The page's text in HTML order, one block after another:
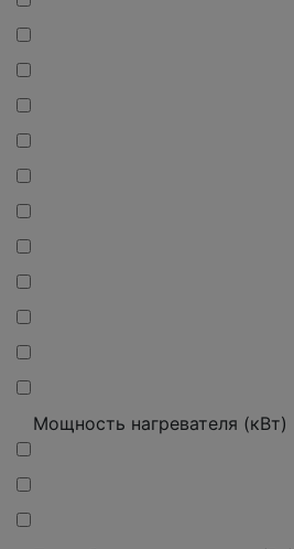
Мощность нагревателя (кВт)